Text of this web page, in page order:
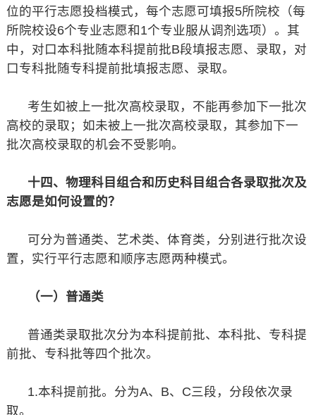
位的平行志愿投档模式，每个志愿可填报5所院校（每
所院校设6个专业志愿和1个专业服从调剂选项）。其
中，对口本科批随本科提前批B段填报志愿、录取，对
口专科批随专科提前批填报志愿、录取。
考生如被上一批次高校录取，不能再参加下一批次
高校的录取；如未被上一批次高校录取，其参加下一
批次高校录取的机会不受影响。
十四、物理科目组合和历史科目组合各录取批次及
志愿是如何设置的？
可分为普通类、艺术类、体育类，分别进行批次设
置，实行平行志愿和顺序志愿两种模式。
（一）普通类
普通类录取批次分为本科提前批、本科批、专科提
前批、专科批等四个批次。
1.本科提前批。分为A、B、C三段，分段依次录
取。